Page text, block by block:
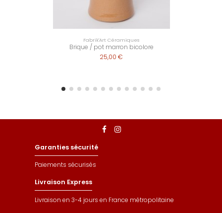
Fabrik'Art Céramiques
Brique / pot marron bicolore
25,00 €
Garanties sécurité
Paiements sécurisés
Livraison Express
Livraison en 3-4 jours en France métropolitaine